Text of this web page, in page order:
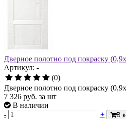
Дверное полотно под покраску
Артикул: -
(0)
Дверное полотно под покраску
7 326 руб. за шт
В наличии
-
+ В